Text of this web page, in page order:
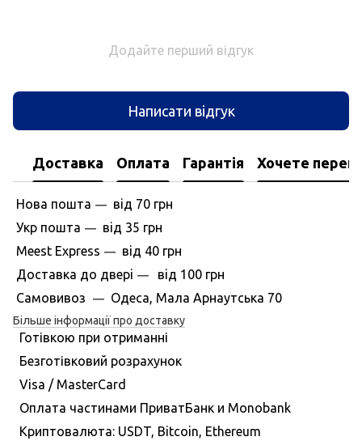
Додайте перший відгук
Написати відгук
Доставка Оплата Гарантія Хочете
Нова пошта — вiд 70 грн
Укр пошта — вiд 35 грн
Meest Express — вiд 40 грн
Доставка до дверi —вiд 100 грн
Самовивоз
— Одеса, Мала Арнаутська 70
Більше інформації про доставку
Готівкою при отриманні
Безготівковий розрахунок
Visa / MasterCard
Оплата частинами ПриватБанк и Monobank
Криптовалюта: USDT, Bitcoin, Ethereum